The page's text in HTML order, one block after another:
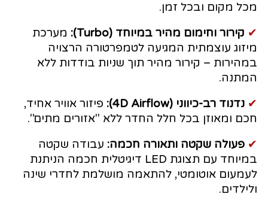
מכל מקום ובכל זמן.
✔ קירור וחימום מהיר במיוחד (Turbo):
מערכת
מיזוג עוצמתית המגיעה לטמפרטורה הרצויה
במהירות – קירור מהיר תוך שניות בודדות ללא
המתנה.
✔ נדנוד רב-כיווני (4D Airflow):
פיזור אוויר אחיד,
חכם ומאוזן בכל חלל החדר ללא "אזורים מתים".
✔ פעולה שקטה ותאורה חכמה: עבודה שקטה
במיוחד עם תצוגת LED דיגיטלית חכמה הניתנת
לעמעום אוטומטי, להתאמה מושלמת לחדרי שינה
ולילדים.